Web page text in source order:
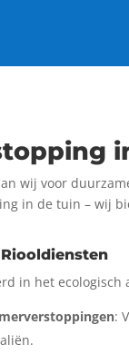
wij voor
in de tuin – wij
in het
: